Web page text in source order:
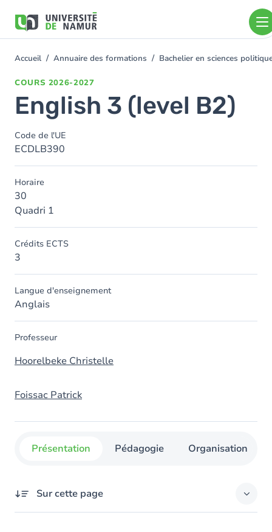
contenu
You
Accueil Annuaire des formations Bachelier en sciences
COURS 2026-2027
English 3 (level B2)
Code de l'UE
ECDLB390
Horaire
30
Quadri 1
Crédits ECTS
3
Langue d'enseignement
Anglais
Professeur
Hoorelbeke Christelle
Foissac Patrick
Présentation Pédagogie Organisation
Sur cette page